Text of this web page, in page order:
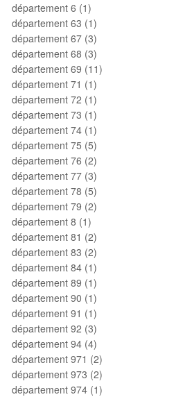
département 6 (1)
département 63 (1)
département 67 (3)
département 68 (3)
département 69 (11)
département 71 (1)
département 72 (1)
département 73 (1)
département 74 (1)
département 75 (5)
département 76 (2)
département 77 (3)
département 78 (5)
département 79 (2)
département 8 (1)
département 81 (2)
département 83 (2)
département 84 (1)
département 89 (1)
département 90 (1)
département 91 (1)
département 92 (3)
département 94 (4)
département 971 (2)
département 973 (2)
département 974 (1)